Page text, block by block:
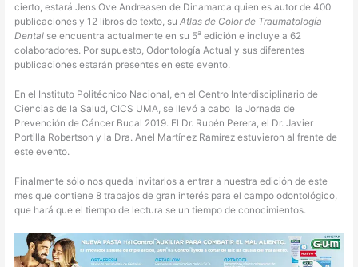
cierto, estará Jens Ove Andreasen de Dinamarca quien es autor de 400
publicaciones y 12 libros de texto, suAtlas de Color de Traumatología
Dental se encuentra actualmente en su 5a edición e incluye a 62
colaboradores. Por supuesto, Odontología Actual y sus diferentes
publicaciones estarán presentes en este evento.
En el Instituto Politécnico Nacional, en el Centro Interdisciplinario de
Ciencias de la Salud, CICS UMA, se llevó a cabo la Jornada de
Prevención de Cáncer Bucal 2019. El Dr. Rubén Perera, el Dr. Javier
Portilla Robertson y la Dra. Anel Martínez Ramírez estuvieron al frente de
este evento.
Finalmente sólo nos queda invitarlos a entrar a nuestra edición de este
mes que contiene 8 trabajos de gran interés para el campo odontológico,
que hará que el tiempo de lectura se un tiempo de conocimientos.